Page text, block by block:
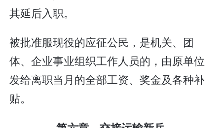
其延后入职。
被批准服现役的应征公民，是机关、团
体、企业事业组织工作人员的，由原单位
发给离职当月的全部工资、奖金及各种补
贴。